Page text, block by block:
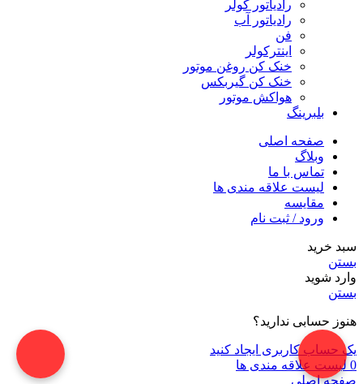
رادیاتور کولر
رادیاتور آب
فن
اینترکولر
خنک کن روغن موتور
خنک کن گیربکس
هواکش موتور
بلبرینگ
صفحه اصلی
وبلاگ
تماس با ما
لیست علاقه مندی ها
مقایسه
ورود / ثبت نام
سبد خرید
بستن
وارد شوید
بستن
هنوز حسابی ندارید؟
یک حساب کاربری ایجاد کنید
0 لیست علاقه مندی ها
صفحه اصلی